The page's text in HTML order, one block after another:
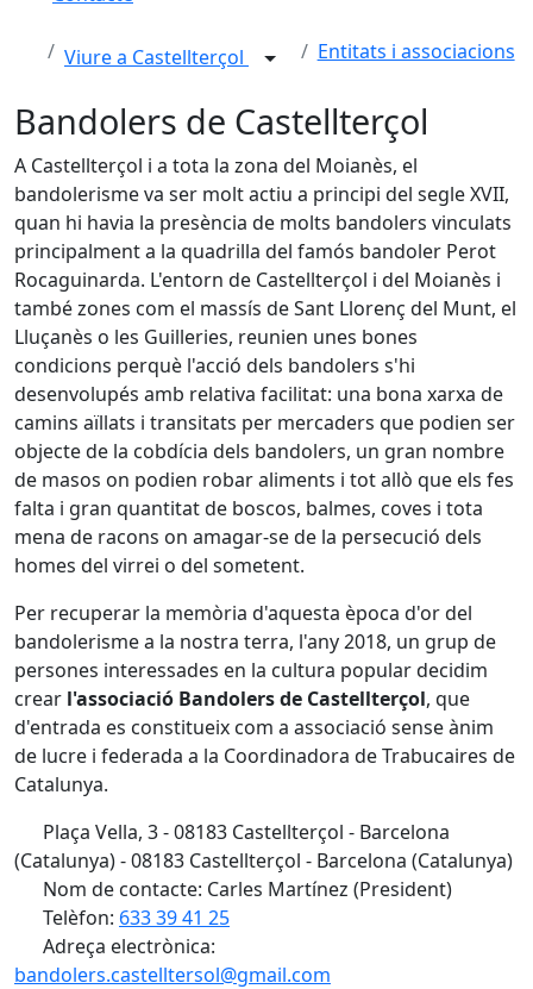
Viure a Castellterçol Entitats i associacions
Bandolers de Castellterçol
A Castellterçol i a tota la zona del Moianès, el
bandolerisme va ser molt actiu a principi del segle XVII,
quan hi havia la presència de molts bandolers vinculats
principalment a la quadrilla del famós bandoler Perot
Rocaguinarda. L'entorn de Castellterçol i del Moianès i
també zones com el massís de Sant Llorenç del Munt, el
Lluçanès o les Guilleries, reunien unes bones
condicions perquè l'acció dels bandolers s'hi
desenvolupés amb relativa facilitat: una bona xarxa de
camins aïllats i transitats per mercaders que podien ser
objecte de la cobdícia dels bandolers, un gran nombre
de masos on podien robar aliments i tot allò que els fes
falta i gran quantitat de boscos, balmes, coves i tota
mena de racons on amagar-se de la persecució dels
homes del virrei o del sometent.
Per recuperar la memòria d'aquesta època d'or del
bandolerisme a la nostra terra, l'any 2018, un grup de
persones interessades en la cultura popular decidim
crear l'associació Bandolers de Castellterçol, que
d'entrada es constitueix com a associació sense ànim
de lucre i federada a la Coordinadora de Trabucaires de
Catalunya.
Plaça Vella, 3 - 08183 Castellterçol - Barcelona
(Catalunya) - 08183 Castellterçol - Barcelona (Catalunya)
Nom de contacte: Carles Martínez (President)
Telèfon: 633 39 41 25
Adreça electrònica:
bandolers.castelltersol@gmail.com